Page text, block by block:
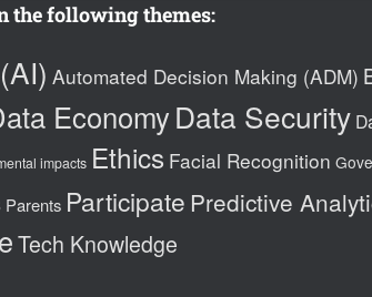
the following themes:
Automated Decision Making (ADM)
EconomyData Security
impacts Ethics Facial Recognition
Parents Participate Predictive
Tech Knowledge